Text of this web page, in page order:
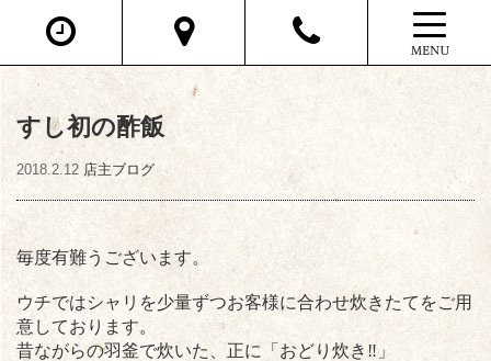
T
o
g
t
すし初の酢飯
2018.2.12 店主ブログ
毎度有難うございます。
ウチではシャリを少量ずつお客様に合わせ炊きたてをご用
意しております。
昔ながらの羽釜で炊いた、正に「おどり炊き‼️」